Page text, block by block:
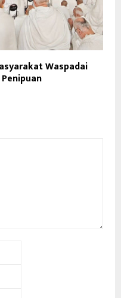
Waspadai